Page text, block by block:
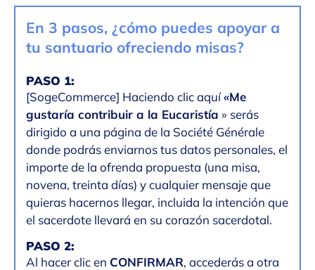
En 3 pasos, ¿cómo puedes apoyar a
tu santuario ofreciendo misas?
PASO 1:
[SogeCommerce] Haciendo clic aquí«Me
gustaría contribuir a la Eucaristía » serás
dirigido a una página de la Société Générale
donde podrás enviarnos tus datos personales, el
importe de la ofrenda propuesta (una misa,
novena, treinta días) y cualquier mensaje que
quieras hacernos llegar, incluida la intención que
el sacerdote llevará en su corazón sacerdotal.
PASO 2:
Al hacer clic en CONFIRMAR, accederás a otra